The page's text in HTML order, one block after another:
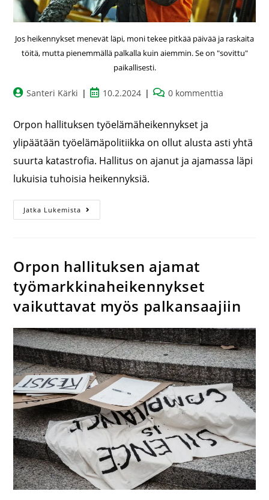
Jos heikennykset menevät läpi, moni tekee pitkää päivää ja raskaita
töitä, mutta pienemmällä palkalla kuin aiemmin. Se on "sovittu"
paikallisesti.
Santeri Kärki 10.2.2024 0 kommenttia
Orpon hallituksen työelämäheikennykset ja
ylipäätään työelämäpolitiikka on ollut alusta asti yhtä
suurta katastrofia. Hallitus on ajanut ja ajamassa läpi
lukuisia tuhoisia heikennyksiä.
Jatka Lukemista
Orpon hallituksen ajamat
työmarkkinaheikennykset
vaikuttavat myös palkansaajiin